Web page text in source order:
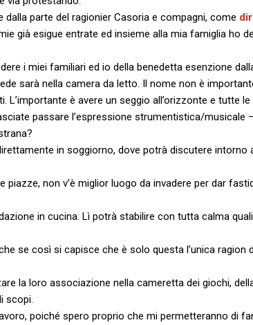
dalla parte del ragionier Casoria e compagni, come
già esigue entrate ed insieme alla mia famiglia ho
i miei familiari ed io della benedetta esenzione
sarà nella camera da letto. Il nome non è
L’importante è avere un seggio all’orizzonte e tutte
passare l’espressione strumentistica/musicale
in soggiorno, dove potrà discutere intorno
non v’è miglior luogo da invadere per dar
in cucina. Lì potrà stabilire con tutta calma
se così si capisce che è solo questa l’unica ragion
la loro associazione nella cameretta dei giochi,
scopi.
poiché spero proprio che mi permetteranno di